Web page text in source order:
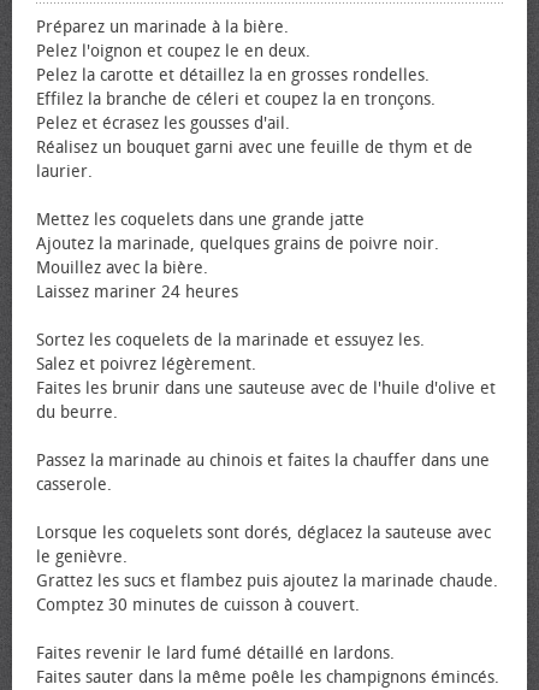
Préparez un marinade à la bière.
Pelez l'oignon et coupez le en deux.
Pelez la carotte et détaillez la en grosses rondelles.
Effilez la branche de céleri et coupez la en tronçons.
Pelez et écrasez les gousses d'ail.
Réalisez un bouquet garni avec une feuille de thym et de
laurier.
Mettez les coquelets dans une grande jatte
Ajoutez la marinade, quelques grains de poivre noir.
Mouillez avec la bière.
Laissez mariner 24 heures
Sortez les coquelets de la marinade et essuyez les.
Salez et poivrez légèrement.
Faites les brunir dans une sauteuse avec de l'huile d'olive et
du beurre.
Passez la marinade au chinois et faites la chauffer dans une
casserole.
Lorsque les coquelets sont dorés, déglacez la sauteuse avec
le genièvre.
Grattez les sucs et flambez puis ajoutez la marinade chaude.
Comptez 30 minutes de cuisson à couvert.
Faites revenir le lard fumé détaillé en lardons.
Faites sauter dans la même poêle les champignons émincés.